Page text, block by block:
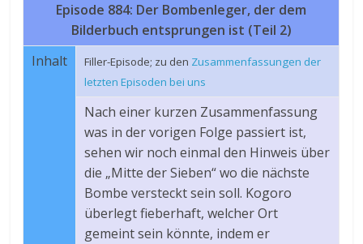
Episode 884: Der Bombenleger, der dem
Bilderbuch entsprungen ist (Teil 2)
Inhalt
Filler-Episode; zu den Zusammenfassungen der
letzten Episoden bei uns
Nach einer kurzen Zusammenfassung
was in der vorigen Folge passiert ist,
sehen wir noch einmal den Hinweis über
die „Mitte der Sieben“ wo die nächste
Bombe versteckt sein soll. Kogoro
überlegt fieberhaft, welcher Ort
gemeint sein könnte, indem er